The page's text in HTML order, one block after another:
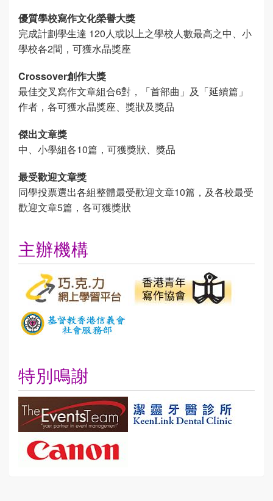
優質學校寫作文化榮譽大獎
完成計劃學生達 120人或以上之學校人數最高之中、小
學校各2間，可獲水晶獎座
Crossover創作大獎
最佳交叉寫作文章組合6對，「首部曲」及「延續篇」
作者，各可獲水晶獎座、獎狀及獎品
傑出文章獎
中、小學組各10篇，可獲獎狀、獎品
最受歡迎文章獎
同學投票選出各組整體最受歡迎文章10篇，及各校最受
歡迎文章5篇，各可獲獎狀
主辦機構
特別鳴謝